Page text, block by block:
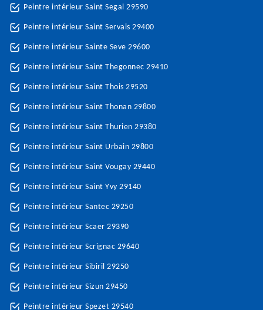
Peintre intérieur Saint Segal 29590
Peintre intérieur Saint Servais 29400
Peintre intérieur Sainte Seve 29600
Peintre intérieur Saint Thegonnec 29410
Peintre intérieur Saint Thois 29520
Peintre intérieur Saint Thonan 29800
Peintre intérieur Saint Thurien 29380
Peintre intérieur Saint Urbain 29800
Peintre intérieur Saint Vougay 29440
Peintre intérieur Saint Yvy 29140
Peintre intérieur Santec 29250
Peintre intérieur Scaer 29390
Peintre intérieur Scrignac 29640
Peintre intérieur Sibiril 29250
Peintre intérieur Sizun 29450
Peintre intérieur Spezet 29540